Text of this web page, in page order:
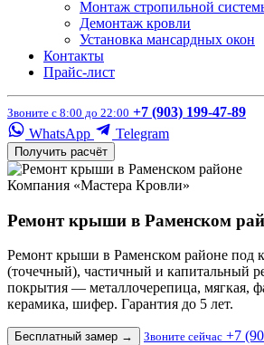
Монтаж стропильной
Демонтаж кровли
Установка мансардных окон
Контакты
Прайс-лист
Звоните с 8:00 до 22:00 +7 (903) 199-47-89
WhatsApp
Telegram
Получить расчёт
Компания «Мастера Кровли»
Ремонт крыши в Раменском
Ремонт крыши в Раменском районе под
(точечный), частичный и капитальный
покрытия — металлочерепица, мягкая,
керамика, шифер. Гарантия до 5 лет.
Бесплатный замер → Звоните сейчас +7